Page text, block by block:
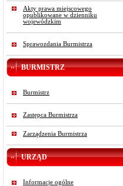
Akty prawa miejscowego
opublikowane w dzienniku
wojewódzkim
Sprawozdania Burmistrza
BURMISTRZ
Burmistrz
Zastępca Burmistrza
Zarządzenia Burmistrza
URZĄD
Informacje ogólne